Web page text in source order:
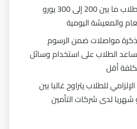
ينفق معظم الطلاب ما بين 200 إلى 300 يورو
والمعيشة اليومية
مواصلات ضمن الرسوم
الطلاب على استخدام وسائل
أقل
للطلاب يتراوح غالبا بين
يورو شهريا لدى شركات التأمين